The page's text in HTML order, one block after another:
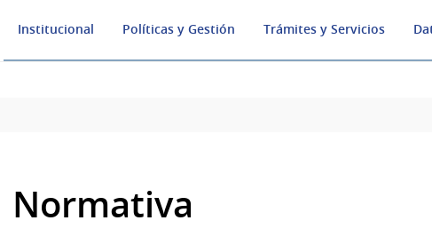
Institucional Políticas y Gestión Trámites y Servicios
Normativa